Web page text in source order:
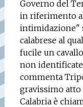
Governo del
in riferimento
intimidazione"
calabrese al
fucile un
non
commenta
gravissimo
Calabria è